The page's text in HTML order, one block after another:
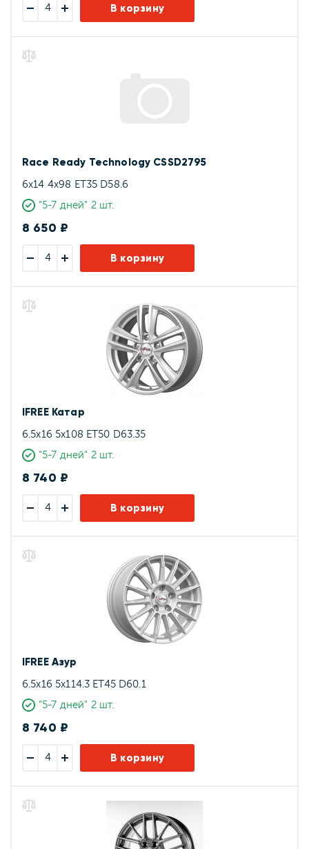
В корзину
Race Ready Technology CSSD2795
6x14 4x98 ET35 D58.6
"5-7 дней" 2 шт.
8 650 ₽
В корзину
IFREE Катар
6.5x16 5x108 ET50 D63.35
"5-7 дней" 2 шт.
8 740 ₽
В корзину
IFREE Азур
6.5x16 5x114.3 ET45 D60.1
"5-7 дней" 2 шт.
8 740 ₽
В корзину